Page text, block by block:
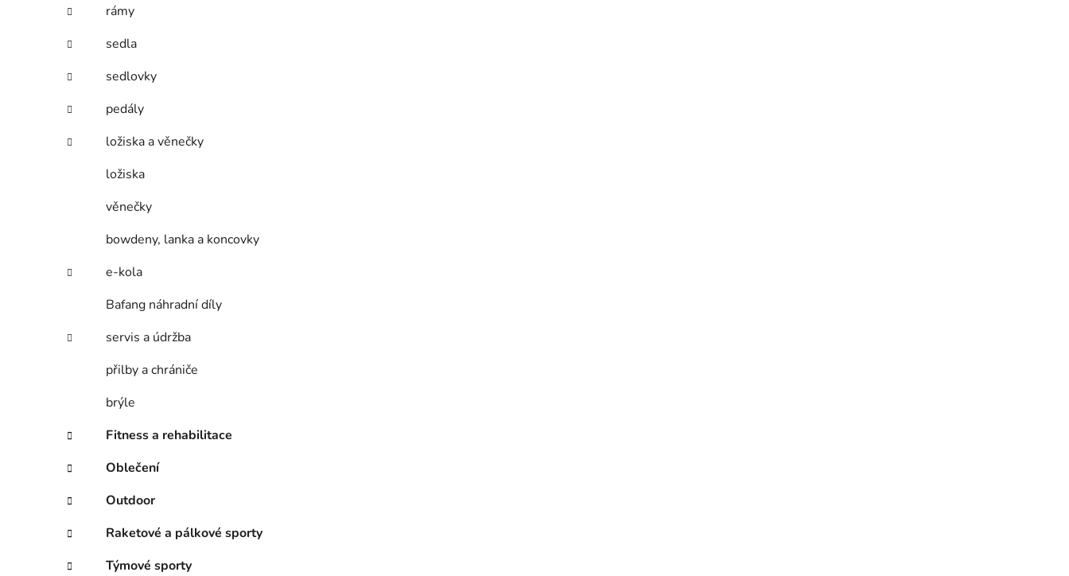
rámy
sedla
sedlovky
pedály
ložiska a věnečky
ložiska
věnečky
bowdeny, lanka a koncovky
e-kola
Bafang náhradní díly
servis a údržba
přilby a chrániče
brýle
Fitness a rehabilitace
Oblečení
Outdoor
Raketové a pálkové sporty
Týmové sporty